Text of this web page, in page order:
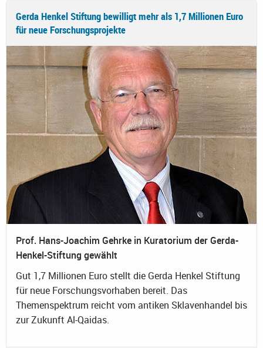
Gerda Henkel Stiftung bewilligt mehr als 1,7 Millionen Euro
für neue Forschungsprojekte
Prof. Hans-Joachim Gehrke in Kuratorium der Gerda-
Henkel-Stiftung gewählt
Gut 1,7 Millionen Euro stellt die Gerda Henkel Stiftung
für neue Forschungsvorhaben bereit. Das
Themenspektrum reicht vom antiken Sklavenhandel bis
zur Zukunft Al-Qaidas.